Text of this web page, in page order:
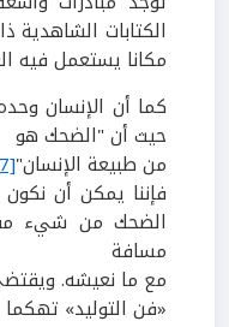
الكتابات الشاهدية
مكانا يستعمل فيه
كما أن الإنسان
حيث أن "الضحك هو
من طبيعة الإنسان"
فإننا يمكن أن نكون
الضحك من شيء
مسافة
مع ما نعيشه. و
«فن التوليد»